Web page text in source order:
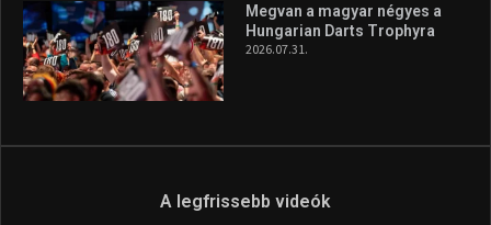
Megvan a magyar négyes a
Hungarian Darts Trophyra
2026.07.31.
A legfrissebb videók